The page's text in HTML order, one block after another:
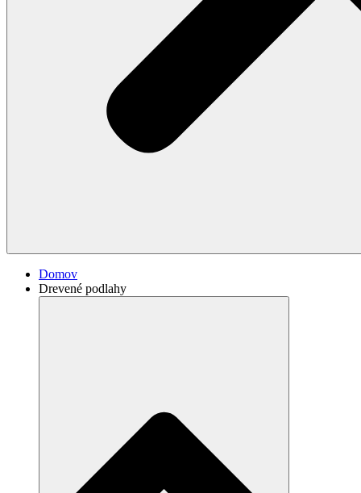
Domov
Drevené podlahy